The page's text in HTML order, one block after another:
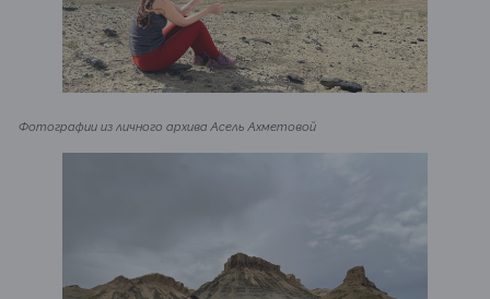
Фотографии из личного архива Асель Ахметовой